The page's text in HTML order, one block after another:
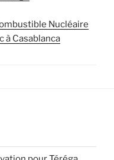
Nucléaire
à Casablanca